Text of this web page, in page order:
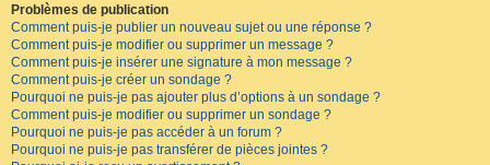
Problèmes de publication
Comment puis-je publier un nouveau sujet ou une réponse ?
Comment puis-je modifier ou supprimer un message ?
Comment puis-je insérer une signature à mon message ?
Comment puis-je créer un sondage ?
Pourquoi ne puis-je pas ajouter plus d’options à un sondage ?
Comment puis-je modifier ou supprimer un sondage ?
Pourquoi ne puis-je pas accéder à un forum ?
Pourquoi ne puis-je pas transférer de pièces jointes ?